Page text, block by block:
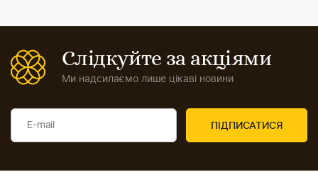
Слідкуйте за акціями
Ми надсилаємо лише цікаві новини